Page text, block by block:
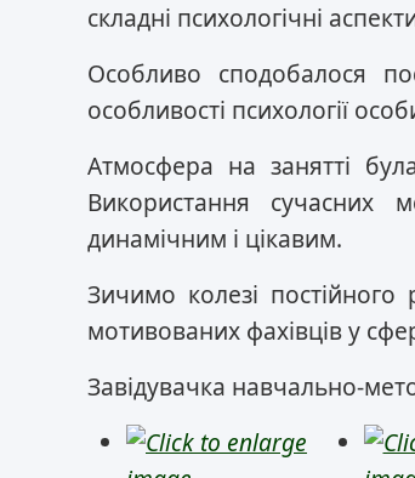
складні психологічні
Особливо сподобалося
особливості психології
Атмосфера на занятті
Використання сучасних
динамічним і цікавим.
Зичимо колезі постійного
мотивованих фахівців у
Завідувачка навчально-